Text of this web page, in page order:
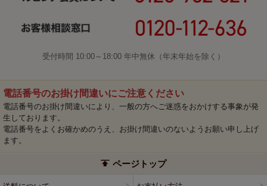
受付時間 10:00～18:00 年中無休（年末年始を除く）
電話番号のお掛け間違いにご注意ください
電話番号のお掛け間違いにより、一般の方へご迷惑をおかけする事象が発
生しております。
電話番号をよくお確かめのうえ、お掛け間違いのないようお願い申し上げ
ます。
ページトップ